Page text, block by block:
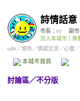
詩情話意
市長： ez
副市
加入本城市
推
udn／城市／情感交流／心靈 ／
本城市首頁
討論區／不分版